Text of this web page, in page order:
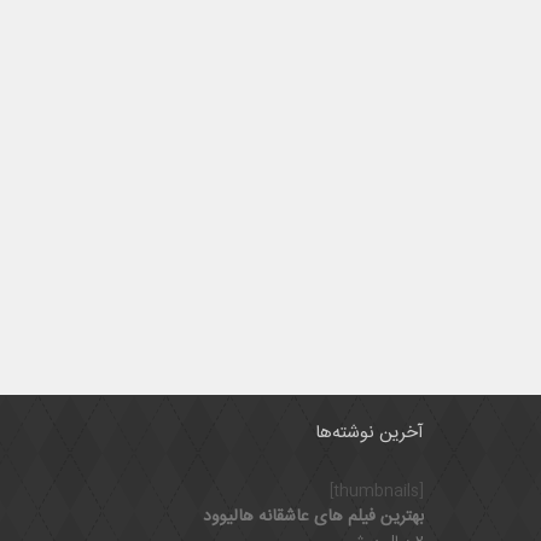
آخرین نوشته‌ها
بهترین فیلم های عاشقانه هالیوود